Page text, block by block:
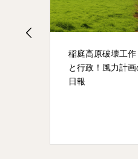
稲庭高原破壊工
と行政！風力計
日報